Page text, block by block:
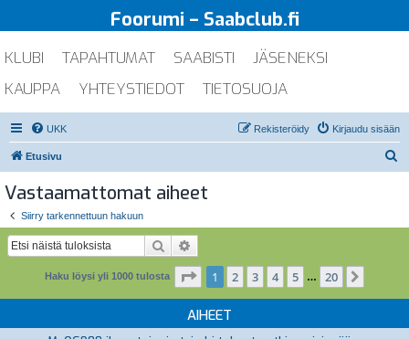
Foorumi – Saabclub.fi
KLUBI TAPAHTUMAT SAABISTI
JÄSENEKSI
KAUPPA
YHTEYSTIEDOT TIETOSUOJA
UKK Kirjaudu sisään
Rekisteröidy
Etusivu
Vastaamattomat aiheet
Siirry tarkennettuun hakuun
Etsi
Haku löysi yli 1000 tulosta Sivu /20
1 2 3 4 5 … 20
AIHEET